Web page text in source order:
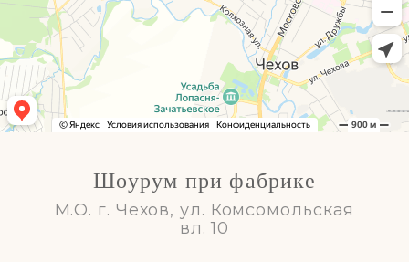
Шоурум при фабрике
М.О. г. Чехов, ул. Комсомольская
вл. 10